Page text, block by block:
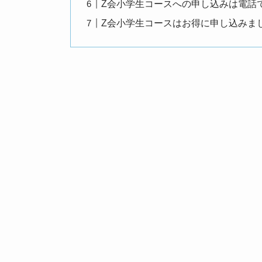
Z会小学生コースへの申し込みは電話
Z会小学生コースはお得に申し込みま